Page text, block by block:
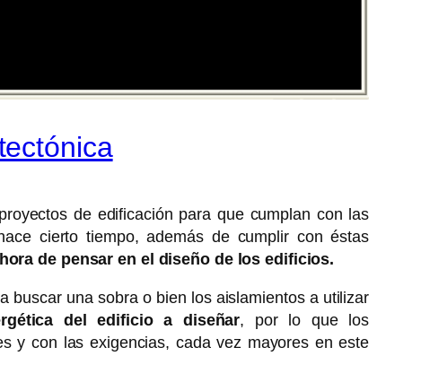
de edificación para que cumplan con las
cierto tiempo, además de cumplir con éstas
de pensar en el diseño de los edificios.
buscar una sobra o bien los aislamientos a utilizar
del edificio a diseñar, por lo que los
y con las exigencias, cada vez mayores en este